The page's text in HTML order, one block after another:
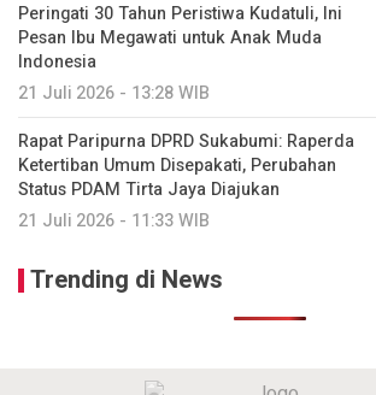
Peringati 30 Tahun Peristiwa Kudatuli, Ini
Pesan Ibu Megawati untuk Anak Muda
Indonesia
21 Juli 2026 - 13:28 WIB
Rapat Paripurna DPRD Sukabumi: Raperda
Ketertiban Umum Disepakati, Perubahan
Status PDAM Tirta Jaya Diajukan
21 Juli 2026 - 11:33 WIB
Trending di News